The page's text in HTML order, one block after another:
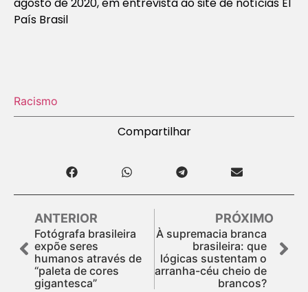
País Brasil
Racismo
Compartilhar
ANTERIOR
Fotógrafa brasileira
expõe seres
humanos através de
“paleta de cores
gigantesca”
PRÓXIMO
À supremacia branca
brasileira: que
lógicas sustentam o
arranha-céu cheio de
brancos?